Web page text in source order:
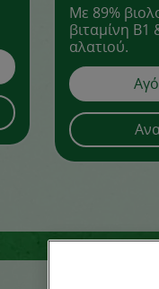
Με 89%
βιταμίνη
αλατιού.